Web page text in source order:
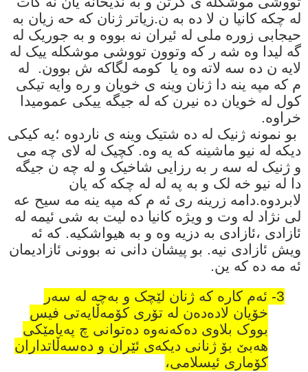
له چکه کانیا ن لا ده به ن.زیاتر ژنان که حه زیان به
حیجابی زوره ملی له ئیران نه بووه و به جوریک له
گه لیدا وه شه ر که وتوون تووشی موشکله ییک له
لایه ن ده سه لاته وه یا کومه لگاکه ش بوون. له
م که مپه ینه دا ژنان وینه ی خویان و ره وایه تیکی
کول له خویان ده نیرن که له جیگه ییکی عمومیدا
خراوه.
بو نمونه ژنیک له ده شتیک وینه ی ناردوه ؛یه کیکی
دیکه له نیو ماشینه که یه وه. کچیک له لای چه می
و ژنیک له سه ر به رزایی شاخیک و له چه ن جیگه
دا له نیو خه لک و به په له له چکه که یان
لابردوه.دامه زرینه ری ئه م که مپه ینه مه سیح عه
لی نژاد له وت و ویژه کانیا ده لیت به شی ئیمه له
ئازادی ،ئازادی به دزیه وه و به هیواشکیه. که ئه
ویش ئازادی نیه. بو پیشان دانی نه بوونی ئازادیمان
ئه مه ده که ین.
3-
ئەم کارە کە ژنان لێچک و بەچە لە سەر
خۆیان لادەدەن لە تۆری کۆمەڵایەتی فیس
بووک بلاوی دەکەنەوە دەتوانی چ پەیامێکی
هەبێ بۆ ژنانی دیکەی ئێران و دەسەڵاتداران
کۆماری ئیسلامی،